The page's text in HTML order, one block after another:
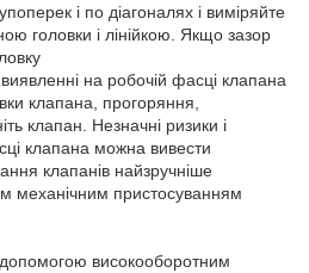
і по діагоналях і виміряйте
головки і лінійкою. Якщо зазор
на робочій фасці клапана
клапана, прогоряння,
клапан. Незначні ризики і
клапана можна вивести
клапанів найзручніше
механічним пристосуванням
високооборотним